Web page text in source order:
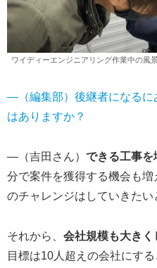
ワイディーエンジニアリング作業中の風
―（編集部）後継者になるに
はありますか？
―（吉田さん） できる工事を
分で案件を獲得する機会も
のチャレンジはしていきたい
それから、 会社規模も大きく
目標は10人超えの会社にす